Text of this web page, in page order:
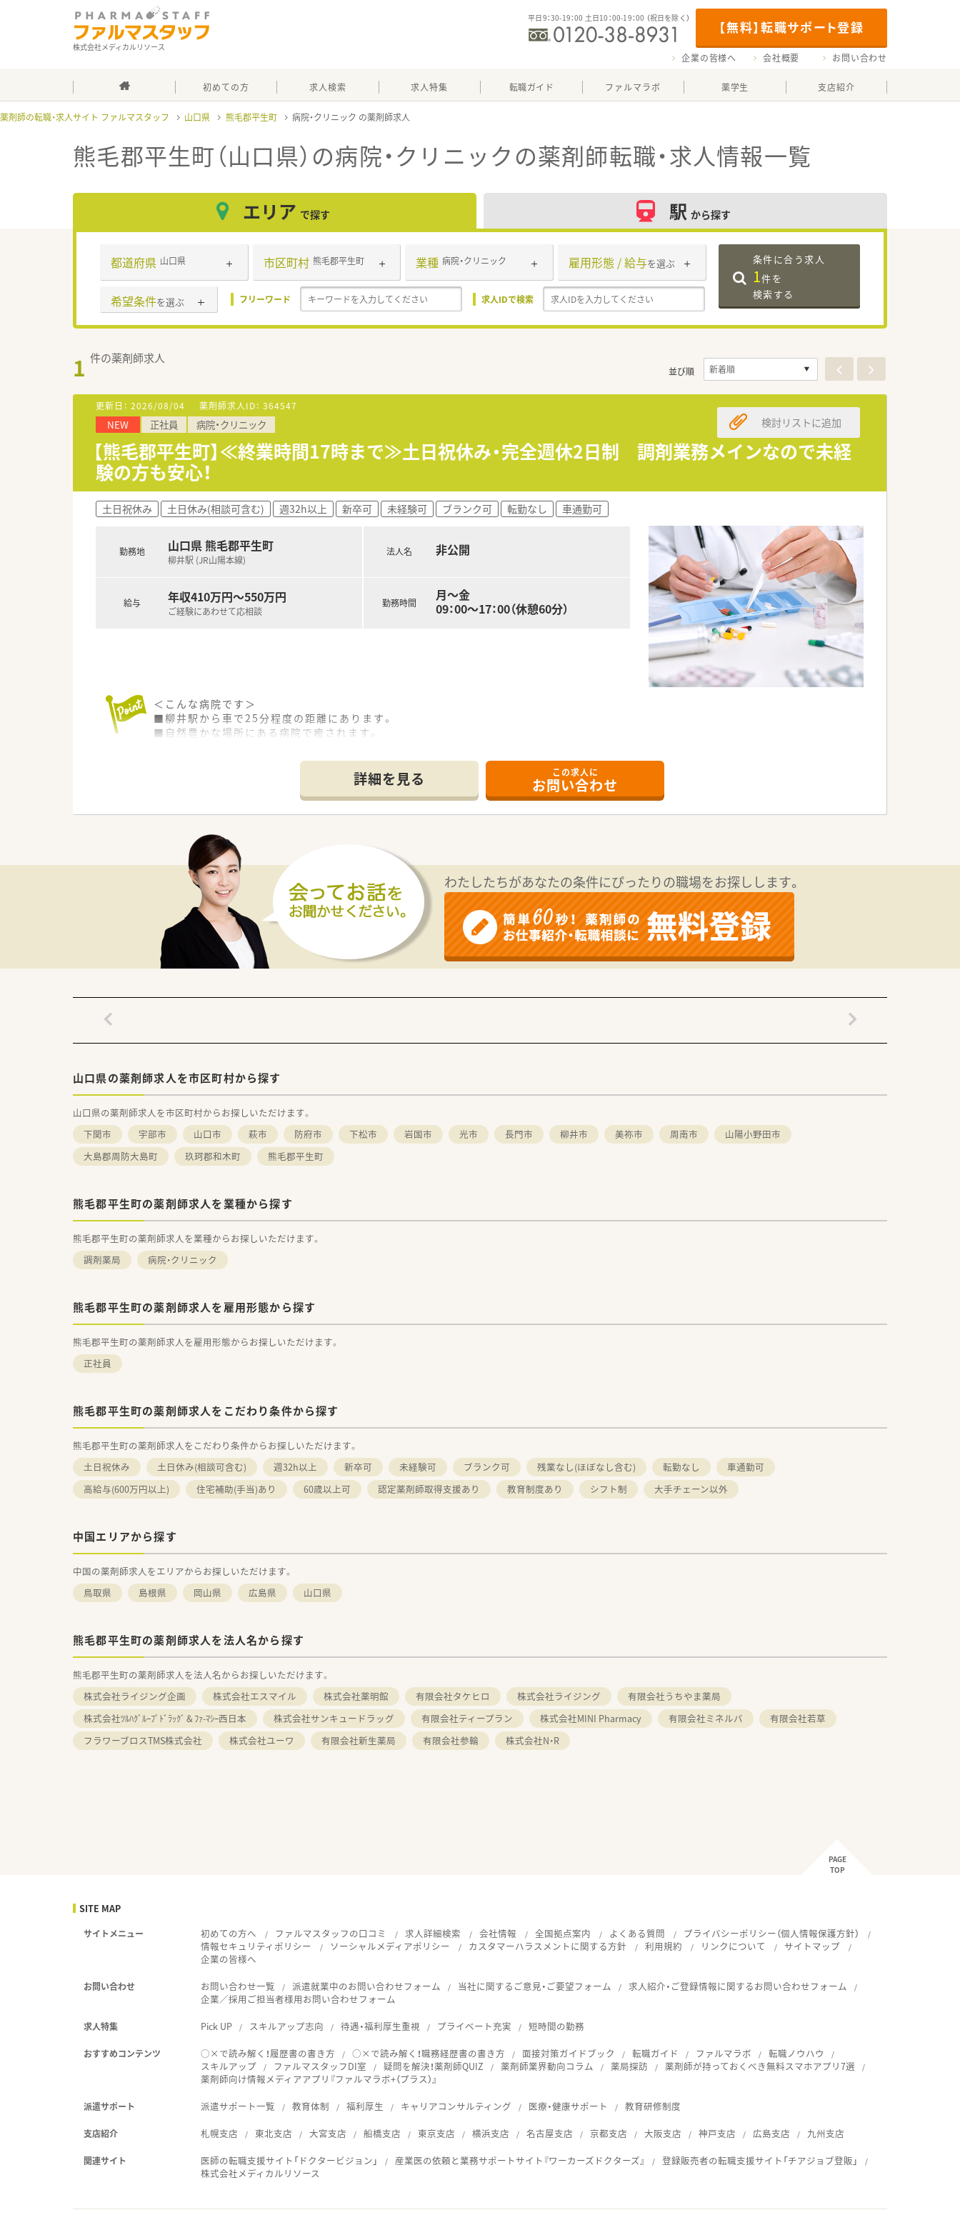
株式会社メディカルリソース
【無料】転職サポート登録
平日9：30-19：00 土日10：00-19：00 （祝日を除く）
企業の皆様へ 会社概要 お問い合わせ
初めての方 求人検索 求人特集 転職ガイド ファルマラボ 薬学生 支店紹介
薬剤師の転職・求人サイト ファルマスタッフ 山口県 熊毛郡平生町 病院・クリニック
熊毛郡平生町（山口県）の病院・クリニックの薬剤師転職・求人情報一覧
エリア で探す 駅 から探す
都道府県 山口県 市区町村 熊毛郡平生町 業種 病院・クリニック 雇用形態 / 給与を選ぶ
希望条件を選ぶ フリーワード 求人IDで検索
条件に合う求人
1件を
検索する
1 件の薬剤師求人
並び順
更新日： 2026/08/04 薬剤師求人ID： 364547
NEW 正社員 病院・クリニック
【熊毛郡平生町】≪終業時間17時まで≫土日祝休み・完全週休2日制 調剤業務メインなので未経
験の方も安心！
検討リストに追加
土日祝休み 土日休み(相談可含む) 週32h以上 新卒可 未経験可 ブランク可 転勤なし 車通勤可
勤務地 山口県 熊毛郡平生町
柳井駅 (JR山陽本線)
給与 年収410万円～550万円
ご経験にあわせて応相談
法人名 非公開
勤務時間
月～金
09：00～17：00（休憩60分）
＜こんな病院です＞
■柳井駅から車で25分程度の距離にあります。
■自然豊かな場所にある病院で癒されます。
■現場の先輩薬剤師より指導を受けて頂きます。
＜法人特徴＞
■瀬戸内海国立公園内にある、内科・外科・整形外科・脳神経外科・精神科・皮膚科・泌尿器科・眼科・耳鼻咽喉科・歯科を応需している病院
■土日休みの完全週休2日制です。
■職員送迎バスの利用も可能なので車通勤が心配な方も安心です。
＜こんな方にもおすすめ＞
■ゆったりとした環境でご勤務したい方
■ライフスタイルに合わせて長く働きたい方
詳細を見る この求人に
お問い合わせ
わたしたちがあなたの条件にぴったりの職場をお探しします。
山口県の薬剤師求人を市区町村から探す
山口県の薬剤師求人を市区町村からお探しいただけます。
下関市
宇部市 山口市 萩市 防府市 下松市 岩国市 光市 長門市 柳井市 美祢市 周南市
山陽小野田市
大島郡周防大島町
玖珂郡和木町 熊毛郡平生町
熊毛郡平生町の薬剤師求人を業種から探す
熊毛郡平生町の薬剤師求人を業種からお探しいただけます。
調剤薬局
病院・クリニック
熊毛郡平生町の薬剤師求人を雇用形態から探す
熊毛郡平生町の薬剤師求人を雇用形態からお探しいただけます。
正社員
熊毛郡平生町の薬剤師求人をこだわり条件から探す
熊毛郡平生町の薬剤師求人をこだわり条件からお探しいただけます。
土日祝休み
土日休み(相談可含む) 週32h以上 新卒可 未経験可 ブランク可 残業なし(ほぼなし含む) 転勤なし
車通勤可
高給与(600万円以上)
住宅補助(手当)あり 60歳以上可 認定薬剤師取得支援あり 教育制度あり シフト制 大手チェーン以外
中国エリアから探す
中国の薬剤師求人をエリアからお探しいただけます。
鳥取県
島根県 岡山県 広島県 山口県
熊毛郡平生町の薬剤師求人を法人名から探す
熊毛郡平生町の薬剤師求人を法人名からお探しいただけます。
株式会社ライジング企画
株式会社エスマイル 株式会社薬明館 有限会社タケヒロ 株式会社ライジング
有限会社うちやま薬局
株式会社ﾂﾙﾊｸﾞﾙｰﾌﾟﾄﾞﾗｯｸﾞ＆ﾌｧ-ﾏｼｰ西日本
株式会社サンキュードラッグ 有限会社ティープラン 株式会社MINI Pharmacy 有限会社ミネルバ
有限会社若草
フラワーブロスTMS株式会社
株式会社ユーワ 有限会社新生薬局 有限会社参輪 株式会社N・R
PAGE
TOP
SITE MAP
サイトメニュー 初めての方へ ファルマスタッフの口コミ 求人詳細検索 会社情報 全国拠点案内 よくある質問
プライバシーポリシー（個人情報保護方針）
情報セキュリティポリシー
ソーシャルメディアポリシー カスタマーハラスメントに関する方針 利用規約 リンクについて
サイトマップ
企業の皆様へ
お問い合わせ お問い合わせ一覧 派遣就業中のお問い合わせフォーム 当社に関するご意見・ご要望フォーム
求人紹介・ご登録情報に関するお問い合わせフォーム
企業／採用ご担当者様用お問い合わせフォーム
求人特集 Pick UP スキルアップ志向 待遇・福利厚生重視 プライベート充実 短時間の勤務
おすすめコンテンツ ○×で読み解く！履歴書の書き方 ○×で読み解く！職務経歴書の書き方 面接対策ガイドブック 転職ガイド ファルマラボ
転職ノウハウ
スキルアップ
ファルマスタッフDI室 疑問を解決！薬剤師QUIZ 薬剤師業界動向コラム 薬局探訪
薬剤師が持っておくべき無料スマホアプリ7選
薬剤師向け情報メディアアプリ『ファルマラボ+（プラス）』
派遣サポート 派遣サポート一覧 教育体制 福利厚生 キャリアコンサルティング 医療・健康サポート 教育研修制度
支店紹介 札幌支店 東北支店 大宮支店 船橋支店 東京支店 横浜支店 名古屋支店 京都支店 大阪支店 神戸支店 広島支店 九州支店
関連サイト 医師の転職支援サイト「ドクタービジョン」 産業医の依頼と業務サポートサイト『ワーカーズドクターズ』
登録販売者の転職支援サイト「チアジョブ登販」
株式会社メディカルリソース